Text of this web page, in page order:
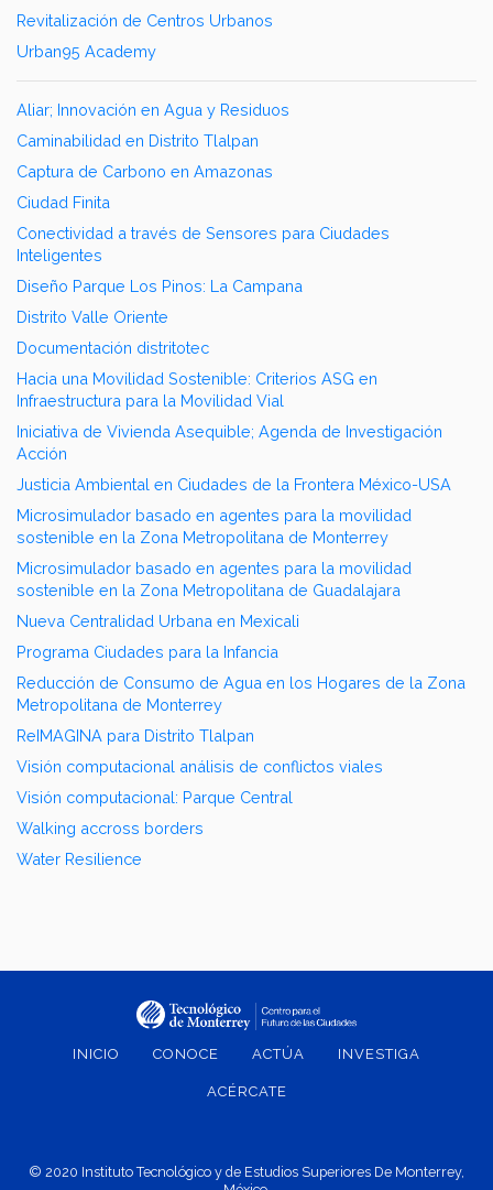
Revitalización de Centros Urbanos
Urban95 Academy
Aliar; Innovación en Agua y Residuos
Caminabilidad en Distrito Tlalpan
Captura de Carbono en Amazonas
Ciudad Finita
Conectividad a través de Sensores para Ciudades
Inteligentes
Diseño Parque Los Pinos: La Campana
Distrito Valle Oriente
Documentación distritotec
Hacia una Movilidad Sostenible: Criterios ASG en
Infraestructura para la Movilidad Vial
Iniciativa de Vivienda Asequible; Agenda de Investigación
Acción
Justicia Ambiental en Ciudades de la Frontera México-USA
Microsimulador basado en agentes para la movilidad
sostenible en la Zona Metropolitana de Monterrey
Microsimulador basado en agentes para la movilidad
sostenible en la Zona Metropolitana de Guadalajara
Nueva Centralidad Urbana en Mexicali
Programa Ciudades para la Infancia
Reducción de Consumo de Agua en los Hogares de la Zona
Metropolitana de Monterrey
ReIMAGINA para Distrito Tlalpan
Visión computacional análisis de conflictos viales
Visión computacional: Parque Central
Walking accross borders
Water Resilience
INICIO CONOCE ACTÚA INVESTIGA
ACÉRCATE
© 2020 Instituto Tecnológico y de Estudios Superiores De Monterrey,